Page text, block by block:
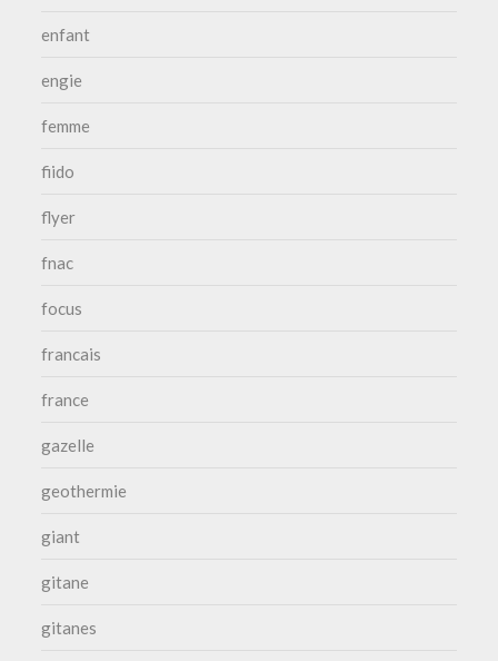
enfant
engie
femme
fiido
flyer
fnac
focus
francais
france
gazelle
geothermie
giant
gitane
gitanes